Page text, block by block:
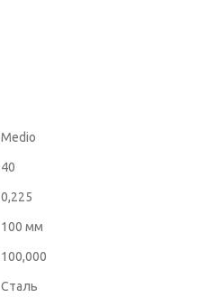
Medio
40
0,225
100 мм
100,000
Сталь